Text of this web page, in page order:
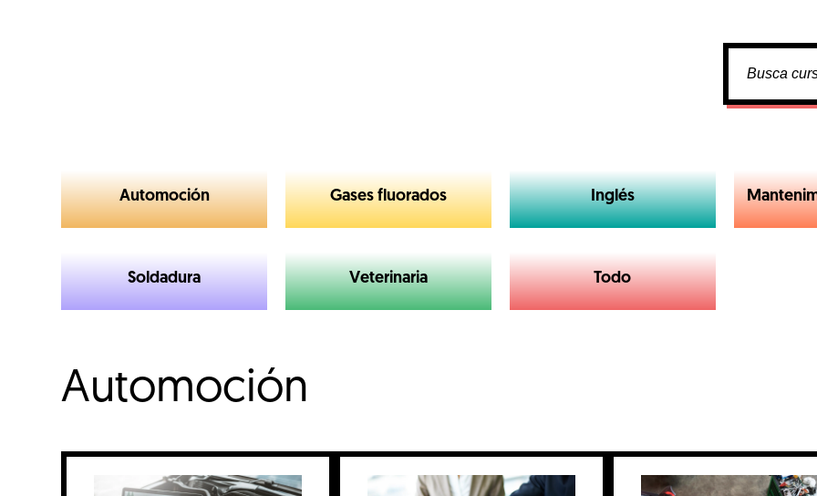
Automoción Gases fluorados Inglés
Soldadura Veterinaria Todo
Automoción